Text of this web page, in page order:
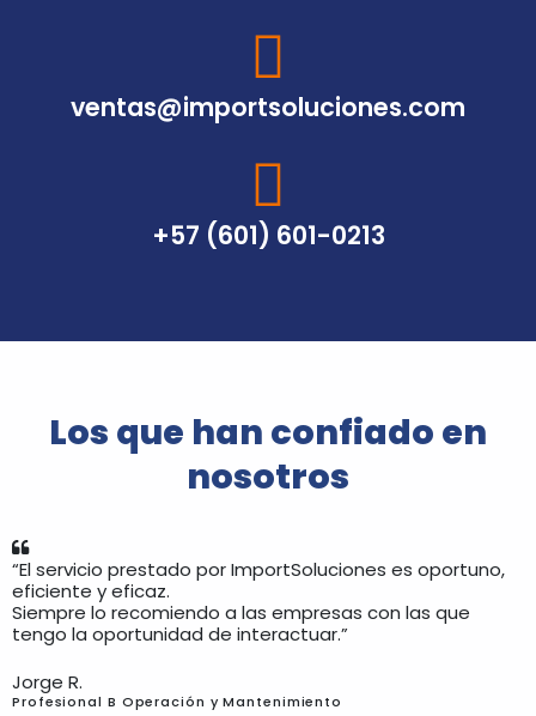
ventas@importsoluciones.com
+57 (601) 601-0213
Los que han confiado en
nosotros
“El servicio prestado por ImportSoluciones es oportuno,
eficiente y eficaz.
Siempre lo recomiendo a las empresas con las que
tengo la oportunidad de interactuar.”
Jorge R.
Profesional B Operación y Mantenimiento